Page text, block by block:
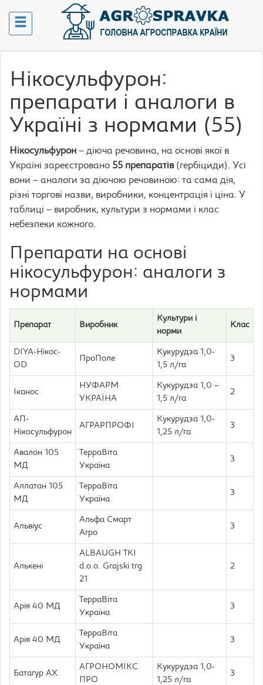
Нікосульфурон:
препарати і аналоги в
Україні з нормами (55)
Нікосульфурон – діюча речовина, на основі якої в
Україні зареєстровано 55 препаратів(гербіциди). Усі
вони – аналоги за діючою речовиною: та сама дія,
різні торгові назви, виробники, концентрація і ціна. У
таблиці – виробник, культури з нормами і клас
небезпеки кожного.
Препарати на основі
нікосульфурон: аналоги з
нормами
Препарат Виробник
Культури і
норми
Клас
DIYA-Нікос-
OD
ПроПоле
Кукурудза 1,0-
1,5 л/га
3
Іканос
НУФАРМ
УКРАЇНА
Кукурудза 1,0 –
1,5 л/га
2
АП-
Нікосульфурон
АГРАРПРОФІ
Кукурудза 1,0-
1,25 л/га
3
Авалон 105
МД
ТерраВіта
Україна
3
Аллатан 105
МД
ТерраВіта
Україна
3
Альвіус
Альфа Смарт
Агро
3
Алькені
ALBAUGH TKI
d.o.o. Grajski trg
21
2
Арія 40 МД
ТерраВіта
Україна
3
Арія 40 МД
ТерраВіта
Україна
3
Батагур АХ
АГРОНОМІКС
ПРО
Кукурудза 1,0-
1,25 л/га
3